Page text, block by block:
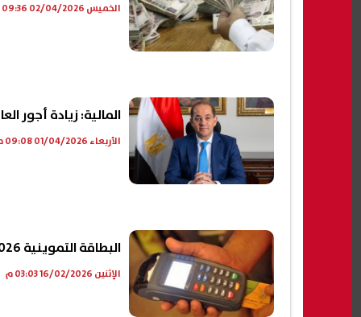
الخميس 02/04/2026 09:36 ص
المالية: زيادة أجور
الأربعاء 01/04/2026 09:08 م
البطاقة التموينية 2026.. هل تصرف الـ 800 الزيادة الجديدة نقدا؟
الإثنين 16/02/2026 03:03 م